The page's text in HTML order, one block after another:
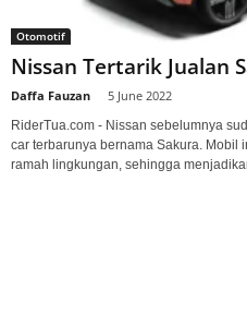
Otomotif
Nissan Tertarik Jualan
Daffa Fauzan 5 June 2022
RiderTua.com - Nissan sebelumnya
car terbarunya bernama Sakura. Mobil
ramah lingkungan, sehingga